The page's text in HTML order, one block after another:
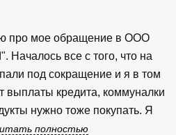
про мое обращение в ООО
все с того, что на
под сокращение и я в том
выплаты кредита, коммуналки
нужно тоже покупать. Я
полностью